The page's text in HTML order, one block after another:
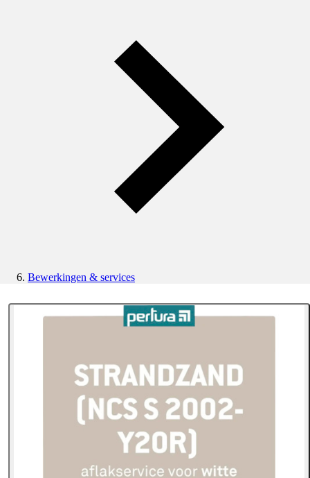
Bewerkingen & services